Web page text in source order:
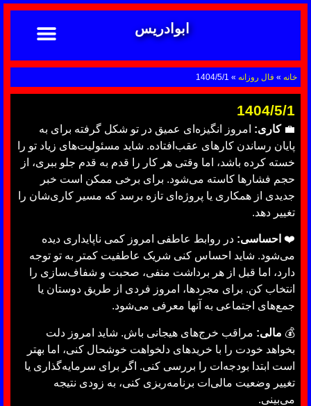
ابوادریس
خانه » فال روزانه »
1404/5/1
1404/5/1
💼کاری: امروز انگیزه‌ای عمیق در تو شکل گرفته برای به
پایان رساندن کارهای عقب‌افتاده. شاید مسئولیت‌های زیاد تو را
خسته کرده باشد، اما وقتی هر کار را قدم به قدم جلو ببری، از
حجم فشارها کاسته می‌شود. برای برخی ممکن است خبر
جدیدی از همکاری یا پروژه‌ای تازه برسد که مسیر کاری‌شان را
تغییر دهد.
❤️ احساسی: در روابط عاطفی امروز کمی ناپایداری دیده
می‌شود. شاید احساس کنی شریک عاطفیت کمتر به تو توجه
دارد، اما قبل از هر برداشت منفی، صحبت و شفاف‌سازی را
انتخاب کن. برای مجردها، امروز فردی از طریق دوستان یا
جمع‌های اجتماعی به آنها معرفی می‌شود.
💰 مالی: مراقب خرج‌های هیجانی باش. شاید امروز دلت
بخواهد خودت را با خریدهای دلخواهت خوشحال کنی، اما بهتر
است ابتدا بودجه‌ات را بررسی کنی. اگر برای سرمایه‌گذاری یا
تغییر وضعیت مالی‌ات برنامه‌ریزی کنی، به زودی نتیجه
می‌بینی.